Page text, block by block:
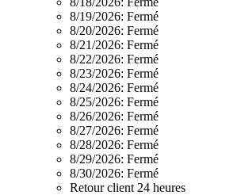
8/19/2026: Fermé
8/20/2026: Fermé
8/21/2026: Fermé
8/22/2026: Fermé
8/23/2026: Fermé
8/24/2026: Fermé
8/25/2026: Fermé
8/26/2026: Fermé
8/27/2026: Fermé
8/28/2026: Fermé
8/29/2026: Fermé
8/30/2026: Fermé
Retour client 24 heures